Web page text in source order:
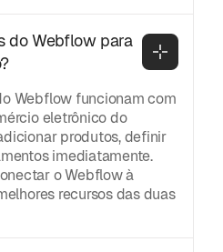
do Webflow para
Webflow funcionam com
eletrônico do
produtos, definir
imediatamente.
o Webflow à
recursos das duas